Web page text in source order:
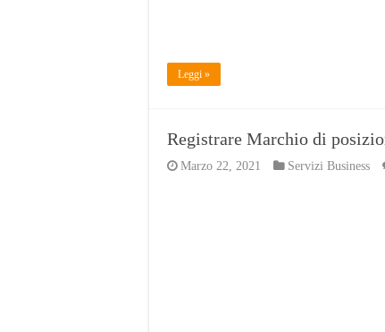
Leggi »
Registrare Marchio di
Marzo 22, 2021 Servizi Business